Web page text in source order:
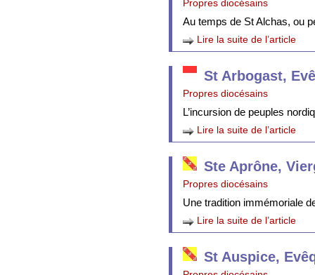
Propres diocésains
Au temps de St Alchas, ou
Lire la suite de l’article
St Arbogast,
Propres diocésains
L’incursion de peuples
Lire la suite de l’article
Ste Aprône,
Propres diocésains
Une tradition immémoriale
Lire la suite de l’article
St Auspice,